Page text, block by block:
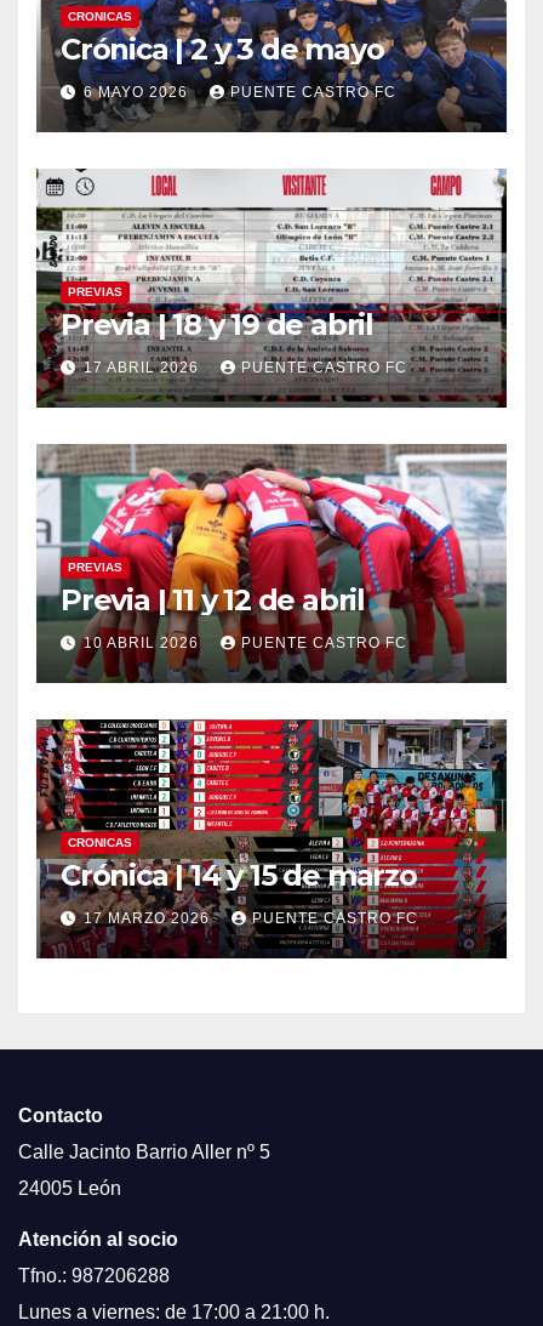
CRONICAS
Crónica | 2 y 3 de mayo
6 MAYO 2026 PUENTE CASTRO FC
PREVIAS
Previa | 18 y 19 de abril
17 ABRIL 2026 PUENTE CASTRO FC
PREVIAS
Previa | 11 y 12 de abril
10 ABRIL 2026 PUENTE CASTRO FC
CRONICAS
Crónica | 14 y 15 de marzo
17 MARZO 2026 PUENTE CASTRO FC
Contacto
Calle Jacinto Barrio Aller nº 5
24005 León
Atención al socio
Tfno.: 987206288
Lunes a viernes: de 17:00 a 21:00 h.